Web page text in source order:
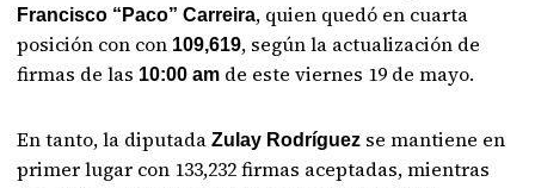
Francisco “Paco” Carreira, quien quedó en cuarta
posición con con 109,619, según la actualización de
firmas de las 10:00 am de este viernes 19 de mayo.
En tanto, la diputadaZulay Rodríguez se mantiene en
primer lugar con 133,232 firmas aceptadas, mientras